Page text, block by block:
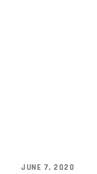
JUNE 7, 2020